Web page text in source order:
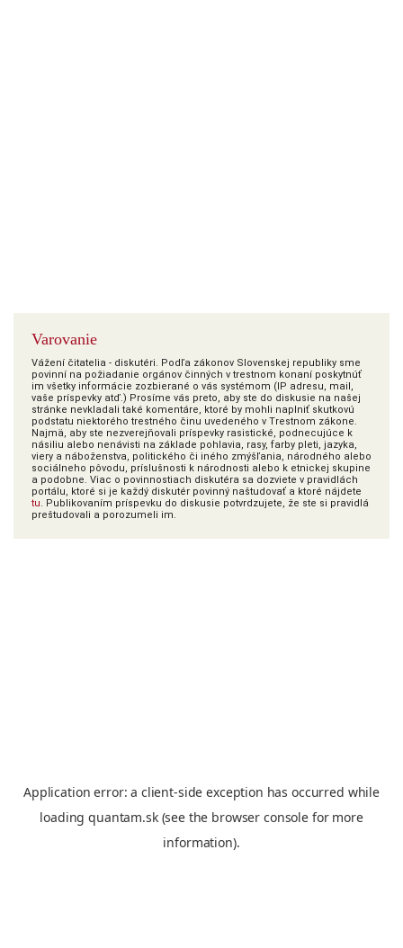
Varovanie
Vážení čitatelia - diskutéri. Podľa zákonov Slovenskej republiky sme
povinní na požiadanie orgánov činných v trestnom konaní poskytnúť
im všetky informácie zozbierané o vás systémom (IP adresu, mail,
vaše príspevky atď.) Prosíme vás preto, aby ste do diskusie na našej
stránke nevkladali také komentáre, ktoré by mohli naplniť skutkovú
podstatu niektorého trestného činu uvedeného v Trestnom zákone.
Najmä, aby ste nezverejňovali príspevky rasistické, podnecujúce k
násiliu alebo nenávisti na základe pohlavia, rasy, farby pleti, jazyka,
viery a náboženstva, politického či iného zmýšľania, národného alebo
sociálneho pôvodu, príslušnosti k národnosti alebo k etnickej skupine
a podobne. Viac o povinnostiach diskutéra sa dozviete v pravidlách
portálu, ktoré si je každý diskutér povinný naštudovať a ktoré nájdete
tu. Publikovaním príspevku do diskusie potvrdzujete, že ste si pravidlá
preštudovali a porozumeli im.